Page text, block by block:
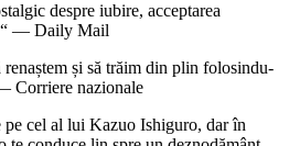
despre iubire, acceptarea
— Daily Mail
renaștem și să trăim din plin folosindu-
Corriere nazionale
pe cel al lui Kazuo Ishiguro, dar în